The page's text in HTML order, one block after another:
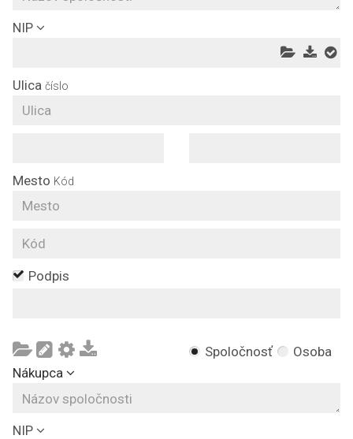
NIP
Ulica číslo
Mesto Kód
Podpis
Spoločnosť
Osoba
Nákupca
NIP